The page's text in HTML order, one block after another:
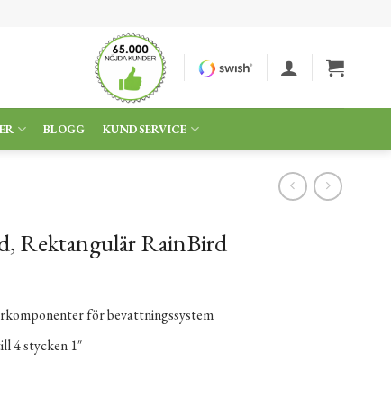
BLOGG KUNDSERVICE
Rektangulär RainBird
för bevattningssystem
4 stycken 1″